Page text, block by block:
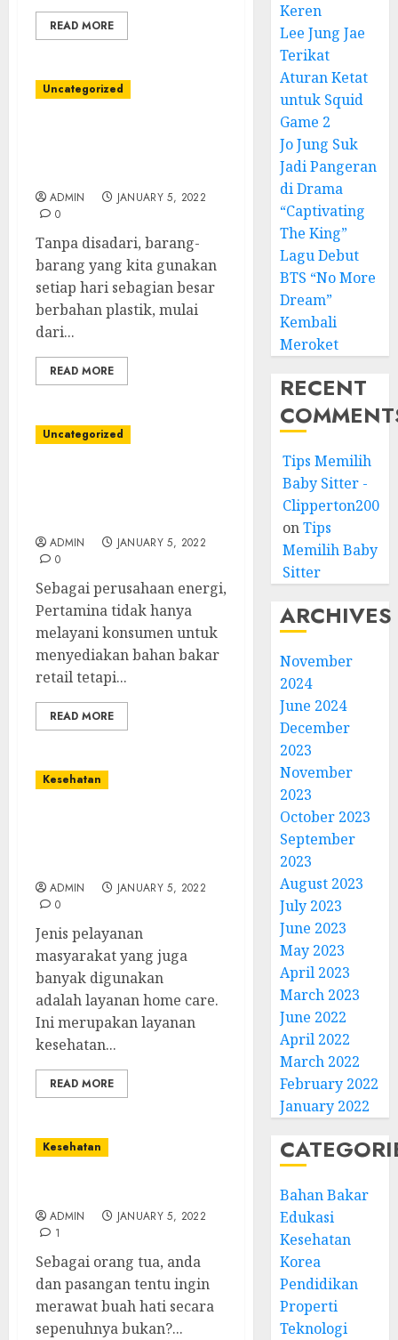
READ MORE
Uncategorized
ADMIN
JANUARY 5, 2022
0
Tanpa disadari, barang-
barang yang kita gunakan
setiap hari sebagian besar
berbahan plastik, mulai
dari...
READ MORE
Uncategorized
ADMIN
JANUARY 5, 2022
0
Sebagai perusahaan energi,
Pertamina tidak hanya
melayani konsumen untuk
menyediakan bahan bakar
retail tetapi...
READ MORE
Kesehatan
ADMIN
JANUARY 5, 2022
0
Jenis pelayanan
masyarakat yang juga
banyak digunakan
adalah layanan home care.
Ini merupakan layanan
kesehatan...
READ MORE
Kesehatan
ADMIN
JANUARY 5, 2022
1
Sebagai orang tua, anda
dan pasangan tentu ingin
merawat buah hati secara
sepenuhnya bukan?...
Keren
Lee Jung Jae
Terikat
Aturan Ketat
untuk Squid
Game 2
Jo Jung Suk
Jadi Pangeran
di Drama
“Captivating
The King”
Lagu Debut
BTS “No More
Dream”
Kembali
Meroket
RECENT
Tips Memilih
Baby Sitter -
Clipperton2008
onTips
Memilih Baby
Sitter
ARCHIVES
November
2024
June 2024
December
2023
November
2023
October 2023
September
2023
August 2023
July 2023
June 2023
May 2023
April 2023
March 2023
June 2022
April 2022
March 2022
February 2022
January 2022
Bahan Bakar
Edukasi
Kesehatan
Korea
Pendidikan
Properti
Teknologi